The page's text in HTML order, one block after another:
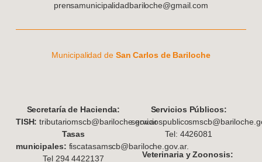
prensamunicipalidadbariloche@gmail.com
Municipalidad deSan Carlos de Bariloche
Secretaría de Hacienda:
TISH: tributariomscb@bariloche.gov.ar
Tasas
municipales: fiscatasamscb@bariloche.gov.ar.
Tel 294 4422137
Servicios Públicos:
Tel: 4426081
Veterinaria y Zoonosis: